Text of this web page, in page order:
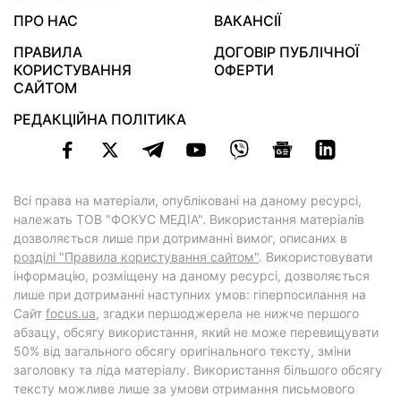
ПРО НАС
ВАКАНСІЇ
ПРАВИЛА
КОРИСТУВАННЯ
САЙТОМ
ДОГОВІР ПУБЛІЧНОЇ
ОФЕРТИ
РЕДАКЦІЙНА ПОЛІТИКА
Всі права на матеріали, опубліковані на даному ресурсі,
належать ТОВ "ФОКУС МЕДІА". Використання матеріалів
дозволяється лише при дотриманні вимог, описаних в
розділі "Правила користування сайтом". Використовувати
інформацію, розміщену на даному ресурсі, дозволяється
лише при дотриманні наступних умов: гіперпосилання на
Cайт focus.ua, згадки першоджерела не нижче першого
абзацу, обсягу використання, який не може перевищувати
50% від загального обсягу оригінального тексту, зміни
заголовку та ліда матеріалу. Використання більшого обсягу
тексту можливе лише за умови отримання письмового